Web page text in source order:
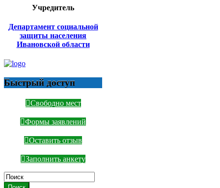
Учредитель
Департамент социальной
защиты населения
Ивановской области
Быстрый доступ
Свободно мест
Формы заявлений
Оставить отзыв
Заполнить анкету